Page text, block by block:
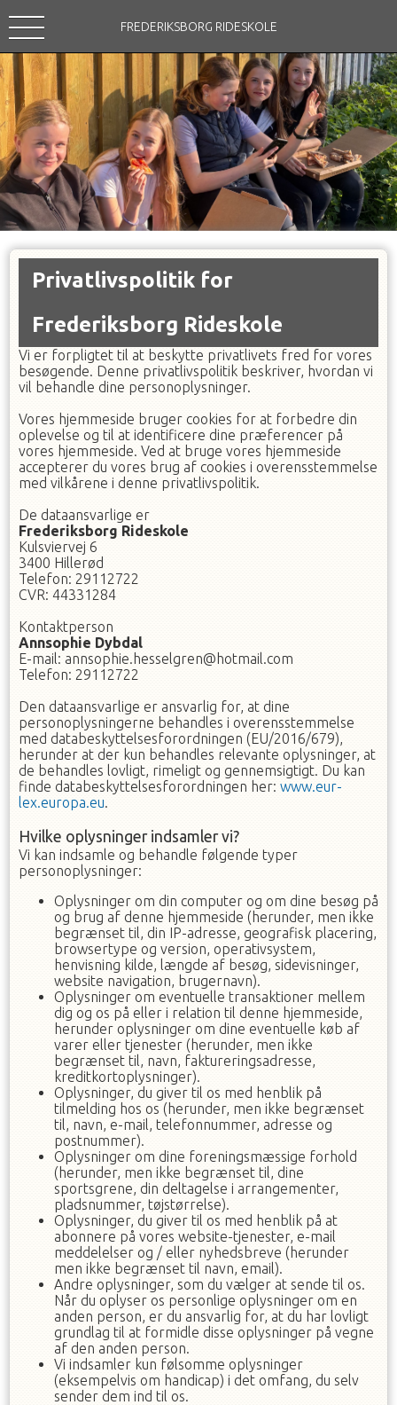
FREDERIKSBORG RIDESKOLE
Privatlivspolitik for
Frederiksborg Rideskole
Vi er forpligtet til at beskytte privatlivets fred for vores
besøgende. Denne privatlivspolitik beskriver, hvordan vi
vil behandle dine personoplysninger.
Vores hjemmeside bruger cookies for at forbedre din
oplevelse og til at identificere dine præferencer på
vores hjemmeside. Ved at bruge vores hjemmeside
accepterer du vores brug af cookies i overensstemmelse
med vilkårene i denne privatlivspolitik.
De dataansvarlige er
Frederiksborg Rideskole
Kulsviervej 6
3400 Hillerød
Telefon: 29112722
CVR: 44331284
Kontaktperson
Annsophie Dybdal
E-mail: annsophie.hesselgren@hotmail.com
Telefon: 29112722
Den dataansvarlige er ansvarlig for, at dine
personoplysningerne behandles i overensstemmelse
med databeskyttelsesforordningen (EU/2016/679),
herunder at der kun behandles relevante oplysninger, at
de behandles lovligt, rimeligt og gennemsigtigt. Du kan
finde databeskyttelsesforordningen her: www.eur-
lex.europa.eu.
Hvilke oplysninger indsamler vi?
Vi kan indsamle og behandle følgende typer
personoplysninger:
Oplysninger om din computer og om dine besøg på
og brug af denne hjemmeside (herunder, men ikke
begrænset til, din IP-adresse, geografisk placering,
browsertype og version, operativsystem,
henvisning kilde, længde af besøg, sidevisninger,
website navigation, brugernavn).
Oplysninger om eventuelle transaktioner mellem
dig og os på eller i relation til denne hjemmeside,
herunder oplysninger om dine eventuelle køb af
varer eller tjenester (herunder, men ikke
begrænset til, navn, faktureringsadresse,
kreditkortoplysninger).
Oplysninger, du giver til os med henblik på
tilmelding hos os (herunder, men ikke begrænset
til, navn, e-mail, telefonnummer, adresse og
postnummer).
Oplysninger om dine foreningsmæssige forhold
(herunder, men ikke begrænset til, dine
sportsgrene, din deltagelse i arrangementer,
pladsnummer, tøjstørrelse).
Oplysninger, du giver til os med henblik på at
abonnere på vores website-tjenester, e-mail
meddelelser og / eller nyhedsbreve (herunder
men ikke begrænset til navn, email).
Andre oplysninger, som du vælger at sende til os.
Når du oplyser os personlige oplysninger om en
anden person, er du ansvarlig for, at du har lovligt
grundlag til at formidle disse oplysninger på vegne
af den anden person.
Vi indsamler kun følsomme oplysninger
(eksempelvis om handicap) i det omfang, du selv
sender dem ind til os.